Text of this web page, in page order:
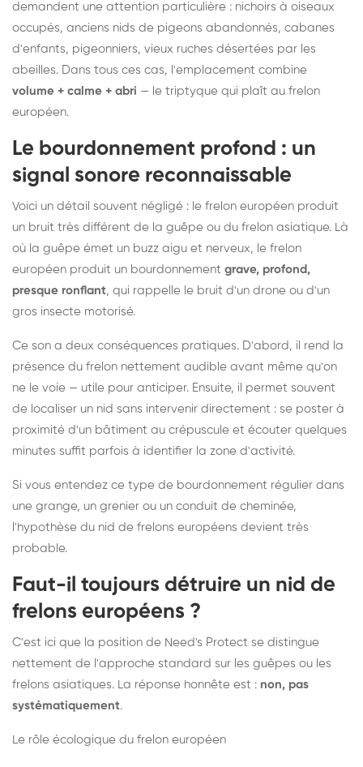
demandent une attention particulière : nichoirs à oiseaux
occupés, anciens nids de pigeons abandonnés, cabanes
d'enfants, pigeonniers, vieux ruches désertées par les
abeilles. Dans tous ces cas, l'emplacement combine
volume + calme + abri — le triptyque qui plaît au frelon
européen.
Le bourdonnement profond : un
signal sonore reconnaissable
Voici un détail souvent négligé : le frelon européen produit
un bruit très différent de la guêpe ou du frelon asiatique. Là
où la guêpe émet un buzz aigu et nerveux, le frelon
européen produit un bourdonnement grave, profond,
presque ronflant, qui rappelle le bruit d'un drone ou d'un
gros insecte motorisé.
Ce son a deux conséquences pratiques. D'abord, il rend la
présence du frelon nettement audible avant même qu'on
ne le voie — utile pour anticiper. Ensuite, il permet souvent
de localiser un nid sans intervenir directement : se poster à
proximité d'un bâtiment au crépuscule et écouter quelques
minutes suffit parfois à identifier la zone d'activité.
Si vous entendez ce type de bourdonnement régulier dans
une grange, un grenier ou un conduit de cheminée,
l'hypothèse du nid de frelons européens devient très
probable.
Faut-il toujours détruire un nid de
frelons européens ?
C'est ici que la position de Need's Protect se distingue
nettement de l'approche standard sur les guêpes ou les
frelons asiatiques. La réponse honnête est : non, pas
systématiquement.
Le rôle écologique du frelon européen